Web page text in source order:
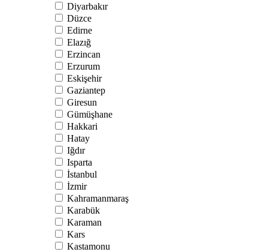
Diyarbakır
Düzce
Edirne
Elazığ
Erzincan
Erzurum
Eskişehir
Gaziantep
Giresun
Gümüşhane
Hakkari
Hatay
Iğdır
Isparta
İstanbul
İzmir
Kahramanmaraş
Karabük
Karaman
Kars
Kastamonu